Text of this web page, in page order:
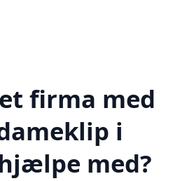
firma med
i
med?